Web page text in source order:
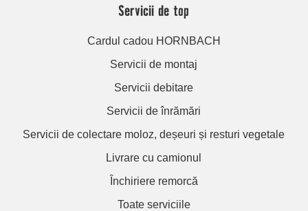
Servicii de top
Cardul cadou HORNBACH
Servicii de montaj
Servicii debitare
Servicii de înrămări
Servicii de colectare moloz, deșeuri și resturi vegetale
Livrare cu camionul
Închiriere remorcă
Toate serviciile